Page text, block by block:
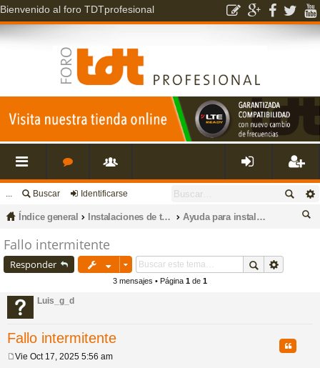
Bienvenido al foro TDTprofesional
nl
es
rá
pi
o
s
s
a
o
fic
eg
e
... Buscar Identificarse
Índice general Instalaciones de televisión, datos, fibra óptica, porteros, cctv e intrusión.
Ayuda para instalaciones de TDT y satélite
Fallo intermitente
Responder
3 mensajes • Página 1 de 1
Luis_g_d
Fallo intermitente Citar
Vie Oct 17, 2025 5:56 am